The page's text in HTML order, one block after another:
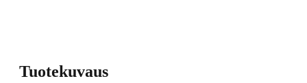
Tuotekuvaus